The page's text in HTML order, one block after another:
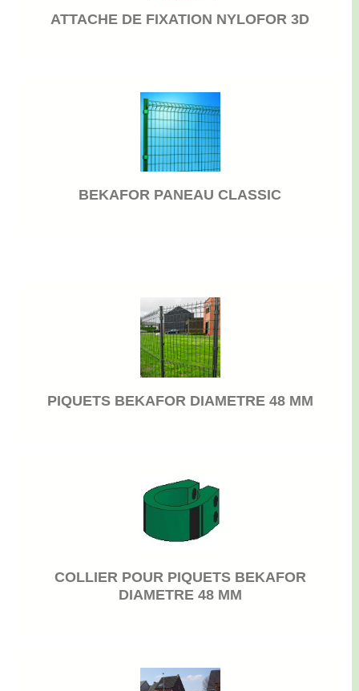
ATTACHE DE FIXATION NYLOFOR 3D
BEKAFOR PANEAU CLASSIC
PIQUETS BEKAFOR DIAMETRE 48 MM
COLLIER POUR PIQUETS BEKAFOR
DIAMETRE 48 MM